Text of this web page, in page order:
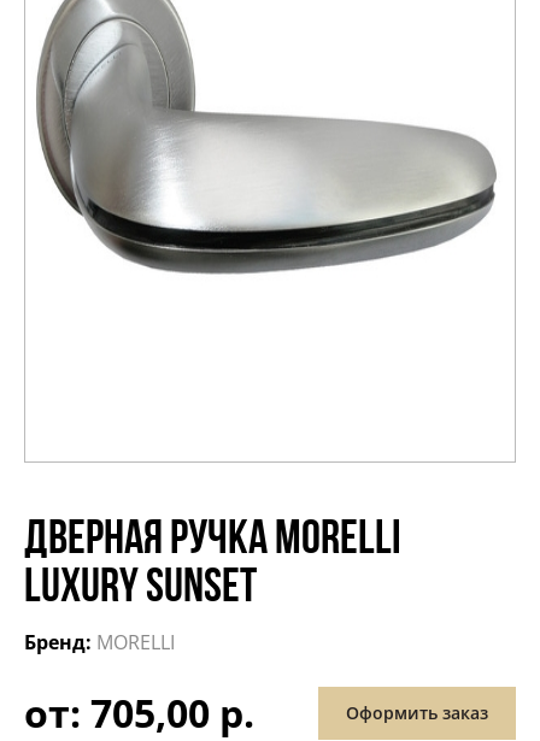
ДВЕРНАЯ РУЧКА MORELLI
LUXURY SUNSET
Бренд: MORELLI
от: 705,00 р. Оформить заказ
Распродажа